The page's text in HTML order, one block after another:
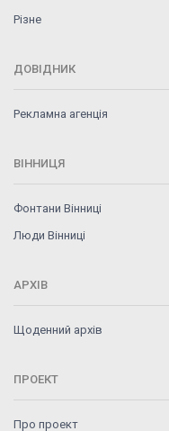
Різне
ДОВІДНИК
Рекламна агенція
ВІННИЦЯ
Фонтани Вінниці
Люди Вінниці
АРХІВ
Щоденний архів
ПРОЕКТ
Про проект